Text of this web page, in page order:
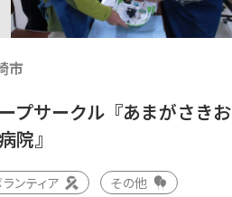
市
プサークル『あまがさき
院』
ンティア その他